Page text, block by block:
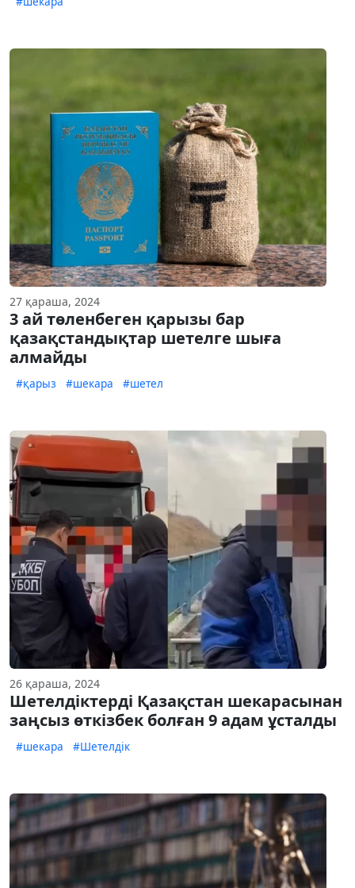
27 қараша, 2024
3 ай төленбеген қарызы бар
қазақстандықтар шетелге шыға
алмайды
#қарыз #шекара #шетел
26 қараша, 2024
Шетелдіктерді Қазақстан шекарасынан
заңсыз өткізбек болған 9 адам ұсталды
#шекара #Шетелдік